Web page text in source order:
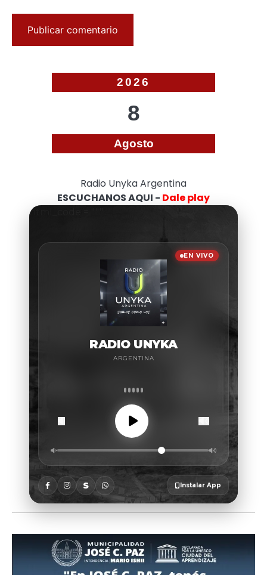
2026
8
Agosto
Radio Unyka Argentina
ESCUCHANOS AQUI - Dale play